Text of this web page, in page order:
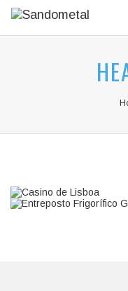
Integer tincidunt.
Integer tincidunt.